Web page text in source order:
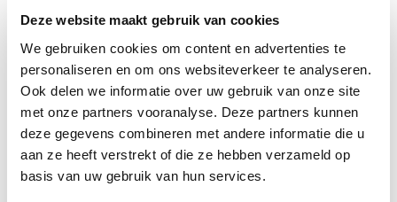
Deze website maakt gebruik van cookies
We gebruiken cookies om content en advertenties te
personaliseren en om ons websiteverkeer te analyseren.
Ook delen we informatie over uw gebruik van onze site
met onze partners vooranalyse. Deze partners kunnen
deze gegevens combineren met andere informatie die u
aan ze heeft verstrekt of die ze hebben verzameld op
basis van uw gebruik van hun services.
Matin Après-midi
Lundi
Mercredi
Jeudi
Vendredi